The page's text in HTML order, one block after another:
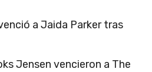
a Jaida Parker tras
Jensen vencieron a The